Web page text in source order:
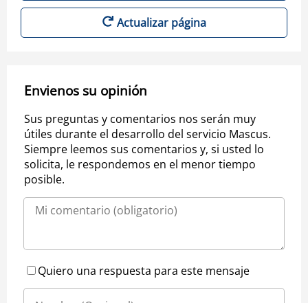
Actualizar página
Envienos su opinión
Sus preguntas y comentarios nos serán muy
útiles durante el desarrollo del servicio Mascus.
Siempre leemos sus comentarios y, si usted lo
solicita, le respondemos en el menor tiempo
posible.
Quiero una respuesta para este mensaje